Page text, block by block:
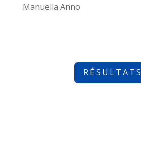
Manuella Anno
RÉSULTATS